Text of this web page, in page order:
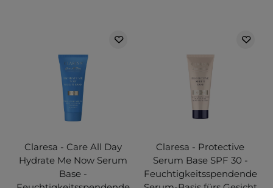
Claresa - Care All Day
Hydrate Me Now Serum
Base -
Claresa - Protective
Serum Base SPF 30 -
Feuchtigkeitsspendende